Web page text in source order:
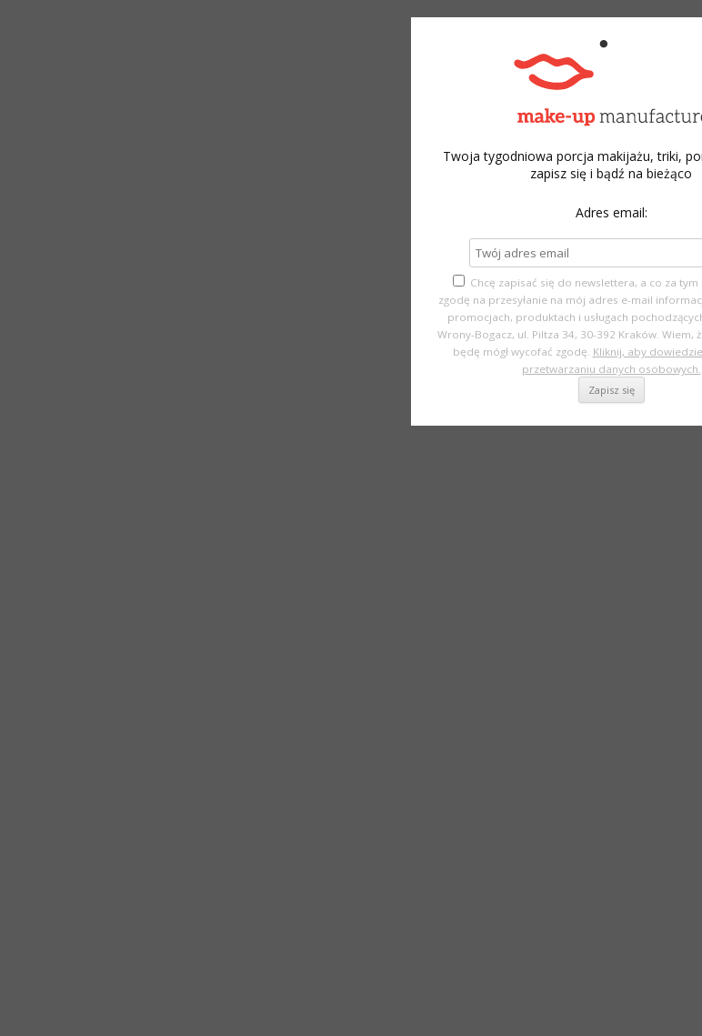
Twoja tygodniowa porcja makijażu, triki,
zapisz się i bądź na bieżąco
Adres email:
Chcę zapisać się do newslettera, a co za tym
zgodę na przesyłanie na mój adres e-mail
promocjach, produktach i usługach
Wrony-Bogacz, ul. Piltza 34, 30-392 Kraków. Wiem,
będę mógł wycofać zgodę. Kliknij, aby
przetwarzaniu danych osobowych.